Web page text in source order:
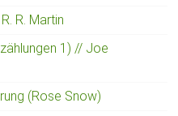
R. Martin
1) // Joe
(Rose Snow)